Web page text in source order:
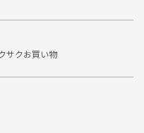
サクお買い物